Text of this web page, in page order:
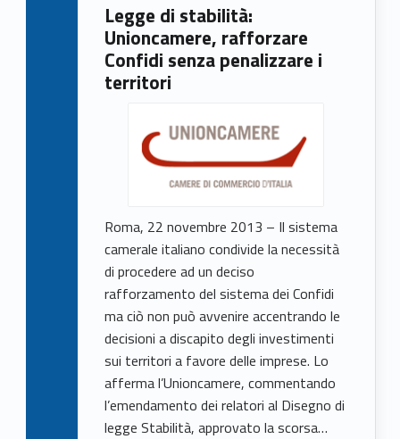
Legge di stabilità:
Unioncamere, rafforzare
Confidi senza penalizzare i
territori
Roma, 22 novembre 2013 – Il sistema
camerale italiano condivide la necessità
di procedere ad un deciso
rafforzamento del sistema dei Confidi
ma ciò non può avvenire accentrando le
decisioni a discapito degli investimenti
sui territori a favore delle imprese. Lo
afferma l’Unioncamere, commentando
l’emendamento dei relatori al Disegno di
legge Stabilità, approvato la scorsa…